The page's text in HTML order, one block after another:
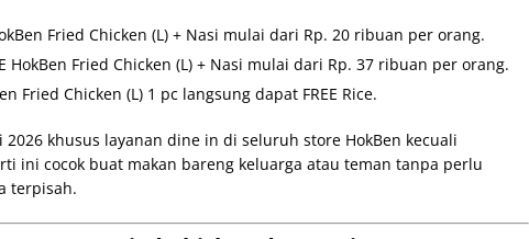
Fried Chicken (L) + Nasi mulai dari Rp. 20 ribuan per orang.
HokBen Fried Chicken (L) + Nasi mulai dari Rp. 37 ribuan per orang.
Fried Chicken (L) 1 pc langsung dapat FREE Rice.
2026 khusus layanan dine in di seluruh store HokBen kecuali
ini cocok buat makan bareng keluarga atau teman tanpa perlu
terpisah.